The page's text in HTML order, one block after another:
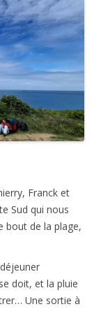
Franck et
Sud qui nous
bout de la plage,
doit, et la pluie
Une sortie à